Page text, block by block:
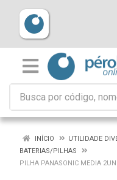
INÍCIO
UTILIDADE
BATERIAS/PILHAS
PILHA PANASONIC MEDIA